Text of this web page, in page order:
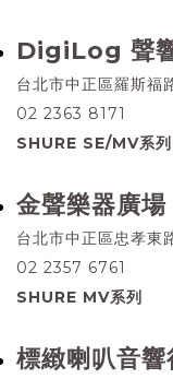
DigiLog 聲
台北市中正區羅斯福
02 2363 8171
SHURE SE/MV系列
金聲樂器廣場
台北市中正區忠孝東
02 2357 6761
SHURE MV系列
標緻喇叭音響